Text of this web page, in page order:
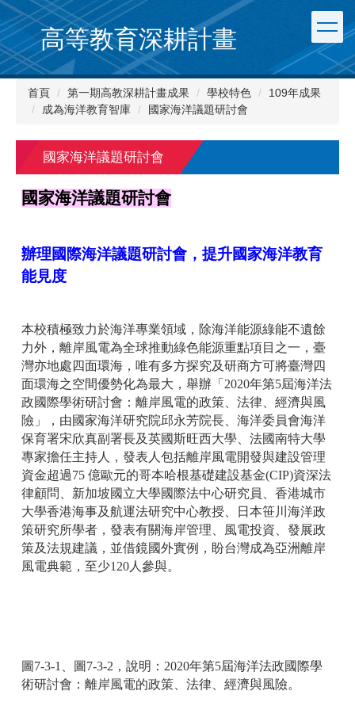
跳
到
主
要
內
高等教育深耕計畫
首頁 第一期高教深耕計畫成果 學校特色
109年成果
成為海洋教育智庫
國家海洋議題研討會
國家海洋議題研討會
國家海洋議題研討會
辦理國際海洋議題研討會，提升國家海洋教育
能見度
本校積極致力於海洋專業領域，除海洋能源綠能不遺餘
力外，離岸風電為全球推動綠色能源重點項目之一，臺
灣亦地處四面環海，唯有多方探究及研商方可將臺灣四
面環海之空間優勢化為最大，舉辦「2020年第5屆海洋法
政國際學術研討會：離岸風電的政策、法律、經濟與風
險」，由國家海洋研究院邱永芳院長、海洋委員會海洋
保育署宋欣真副署長及英國斯旺西大學、法國南特大學
專家擔任主持人，發表人包括離岸風電開發與建設管理
資金超過75 億歐元的哥本哈根基礎建設基金(CIP)資深法
律顧問、新加坡國立大學國際法中心研究員、香港城市
大學香港海事及航運法研究中心教授、日本笹川海洋政
策研究所學者，發表有關海岸管理、風電投資、發展政
策及法規建議，並借鏡國外實例，盼台灣成為亞洲離岸
風電典範，至少120人參與。
圖7-3-1、圖7-3-2，說明：2020年第5屆海洋法政國際學
術研討會：離岸風電的政策、法律、經濟與風險。